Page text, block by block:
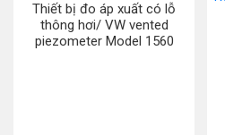
Thiết bị đo áp xuất có lỗ
thông hơi/ VW vented
piezometer Model 1560